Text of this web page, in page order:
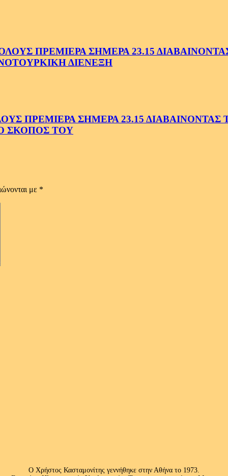
ΠΡΕΜΙΕΡΑ ΣΗΜΕΡΑ 23.15
ΔΙΕΝΕΞΗ
ΠΡΕΜΙΕΡΑ ΣΗΜΕΡΑ 23.15 ΔΙΑΒΑΙΝΟΝΤΑΣ
ΣΚΟΠΟΣ ΤΟΥ
με *
Ο Χρήστος Κασταμονίτης γεννήθηκε στην Αθήνα το 1973.